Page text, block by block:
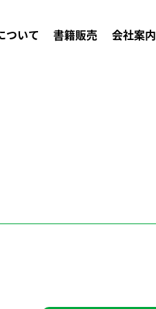
ついて 書籍販売 会社案内